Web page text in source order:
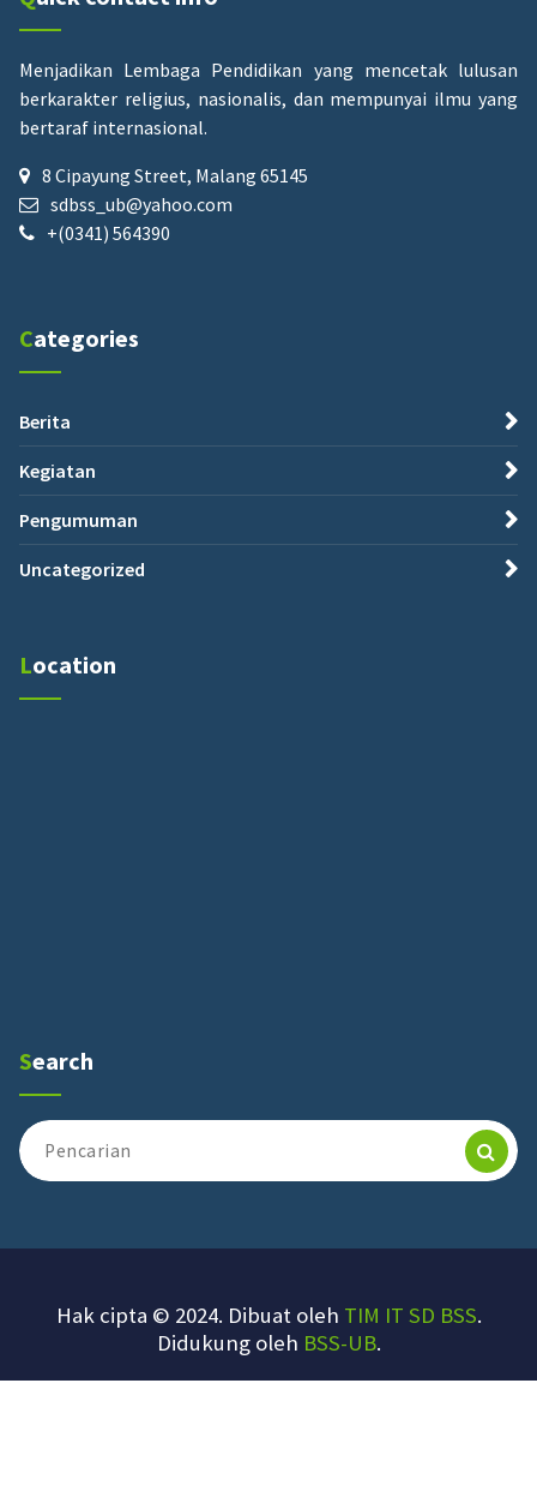
Menjadikan Lembaga Pendidikan yang mencetak lulusan
berkarakter religius, nasionalis, dan mempunyai ilmu yang
bertaraf internasional.
8 Cipayung Street, Malang 65145
sdbss_ub@yahoo.com
+(0341) 564390
Categories
Berita
Kegiatan
Pengumuman
Uncategorized
Location
Search
Pencarian
untuk:
Hak cipta © 2024. Dibuat oleh TIM IT SD BSS.
Didukung oleh BSS-UB.